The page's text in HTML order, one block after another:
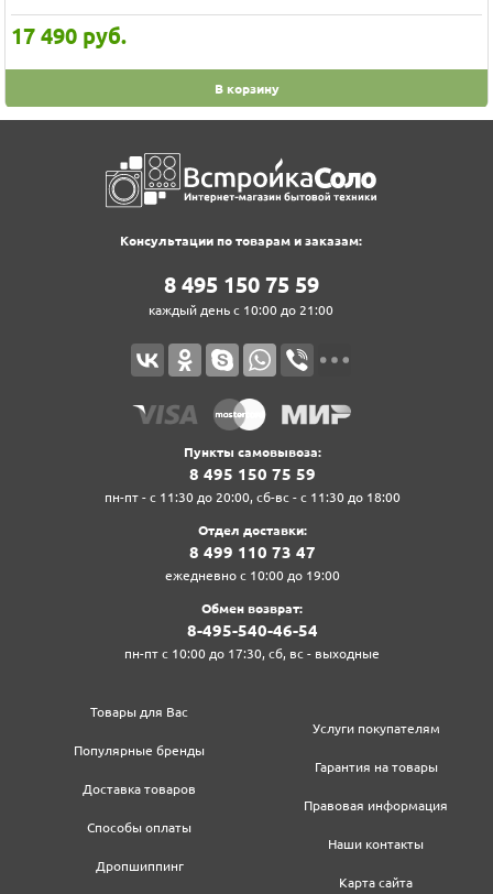
17 490 руб.
В корзину
Консультации по товарам и заказам:
8‍ 4‍9‍5‍ 1‍5‍0‍ 7‍5‍ 5‍9‍
каждый день с 10:00 до 21:00
Пункты самовывоза:
8‍ 4‍9‍5‍ 1‍5‍0‍ 7‍5‍ 5‍9‍
пн-пт - с 11:30 до 20:00, сб-вс - с 11:30 до 18:00
Отдел доставки:
8‍ 4‍9‍9‍ 1‍1‍0‍ 7‍3‍ 4‍7‍
ежедневно с 10:00 до 19:00
Обмен возврат:
8‍-4‍9‍5‍-5‍4‍0‍-4‍6‍-5‍4‍
пн-пт с 10:00 до 17:30, сб, вс - выходные
Товары для Вас
Популярные бренды
Доставка товаров
Способы оплаты
Дропшиппинг
Услуги покупателям
Гарантия на товары
Правовая информация
Наши контакты
Карта сайта